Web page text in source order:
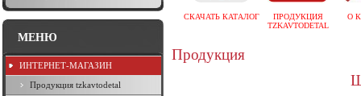
СКАЧАТЬ КАТАЛОГ
ПРОДУКЦИЯ
TZKAVTODETAL
О
Продукция
МЕНЮ
ИНТЕРНЕТ-МАГАЗИН
Продукция tzkavtodetal